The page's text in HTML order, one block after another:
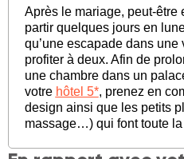
Après le mariage, peut-être
partir quelques jours en
qu’une escapade dans
profiter à deux. Afin de
une chambre dans un
votre hôtel 5*, prenez en
design ainsi que les petits
massage…) qui font toute la